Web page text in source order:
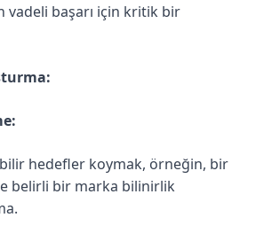
vadeli başarı için kritik bir
hedefler koymak, örneğin, bir
belirli bir marka bilinirlik